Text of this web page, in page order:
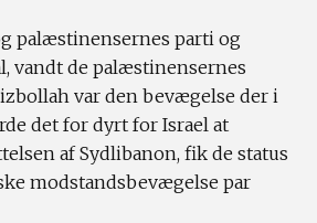
palæstinensernes parti og
vandt de palæstinensernes
var den bevægelse der i
det for dyrt for Israel at
af Sydlibanon, fik de status
modstandsbevægelse par